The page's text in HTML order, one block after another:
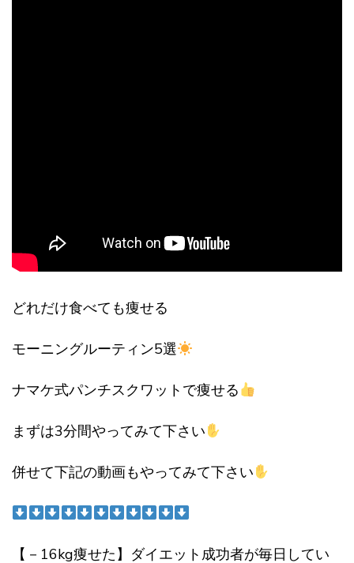
どれだけ食べても痩せる
モーニングルーティン5選
ナマケ式パンチスクワットで痩せる
まずは3分間やってみて下さい
併せて下記の動画もやってみて下さい
【－16kg痩せた】ダイエット成功者が毎日してい